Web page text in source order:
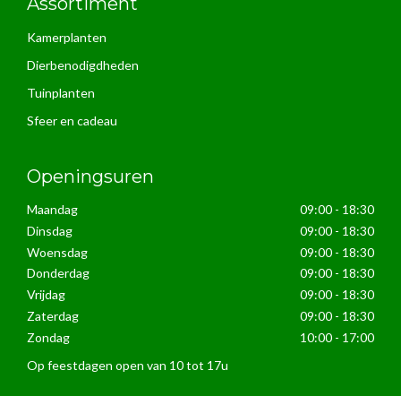
Kamerplanten
Dierbenodigdheden
Tuinplanten
Sfeer en cadeau
Openingsuren
Maandag
09:00 - 18:30
Dinsdag
09:00 - 18:30
Woensdag
09:00 - 18:30
Donderdag
09:00 - 18:30
Vrijdag
09:00 - 18:30
Zaterdag
09:00 - 18:30
Zondag
10:00 - 17:00
Op feestdagen open van 10 tot 17u